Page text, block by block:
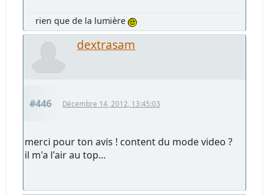
rien que de la lumière
dextrasam
#446 Décembre 14, 2012, 13:45:03
merci pour ton avis ! content du mode video ?
il m'a l'air au top...